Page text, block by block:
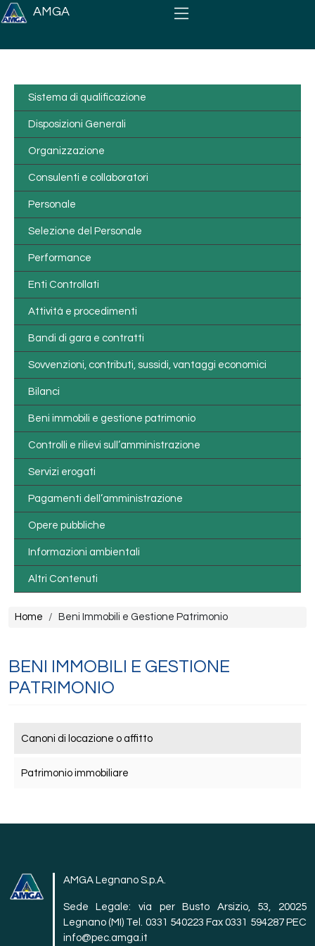
Salta al contenuto principale
AMGA
Sistema di qualificazione
Disposizioni Generali
Organizzazione
Consulenti e collaboratori
Personale
Selezione del Personale
Performance
Enti Controllati
Attività e procedimenti
Bandi di gara e contratti
Sovvenzioni, contributi, sussidi, vantaggi economici
Bilanci
Beni immobili e gestione patrimonio
Controlli e rilievi sull’amministrazione
Servizi erogati
Pagamenti dell’amministrazione
Opere pubbliche
Informazioni ambientali
Altri Contenuti
Briciole di pane
Home Beni Immobili e Gestione Patrimonio
BENI IMMOBILI E GESTIONE
PATRIMONIO
Canoni di locazione o affitto
Patrimonio immobiliare
AMGA Legnano S.p.A.
Sede Legale: via per Busto Arsizio, 53, 20025
Legnano (MI) Tel. 0331 540223 Fax 0331 594287 PEC
info@pec.amga.it